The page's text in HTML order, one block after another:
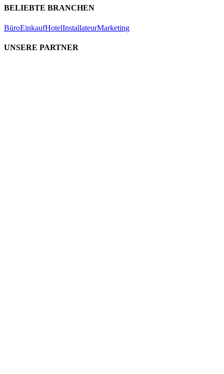
BELIEBTE BRANCHEN
BüroEinkaufHotelInstallateurMarketing
UNSERE PARTNER